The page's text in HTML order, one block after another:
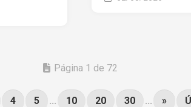
Página 1 de 72
4 5 ... 10 20 30 ... »